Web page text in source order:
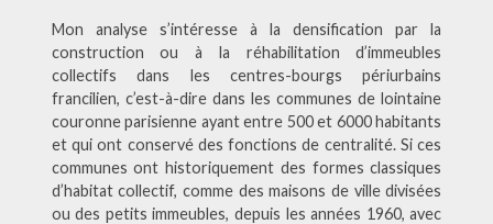
Mon analyse s’intéresse à la densification par la
construction ou à la réhabilitation d’immeubles
collectifs dans les centres-bourgs périurbains
francilien, c’est-à-dire dans les communes de lointaine
couronne parisienne ayant entre 500 et 6000 habitants
et qui ont conservé des fonctions de centralité. Si ces
communes ont historiquement des formes classiques
d’habitat collectif, comme des maisons de ville divisées
ou des petits immeubles, depuis les années 1960, avec